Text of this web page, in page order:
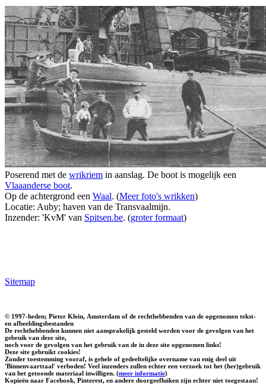
Poserend met de wrikriem in aanslag. De boot is mogelijk een
Vlaaanderse boot.
Op de achtergrond een Waal. (Meer foto's wrikken)
Locatie: Auby; haven van de Transvaalmijn.
Inzender: 'KvM' van Spitsen.be. (groter formaat)
Sitemap
© 1997-heden; Pieter Klein, Amsterdam of de rechthebbenden van de opgenomen tekst-
en afbeeldingsbestanden
De rechthebbenden kunnen niet aansprakelijk gesteld worden voor de gevolgen van het
gebruik van deze site,
noch voor de gevolgen van het gebruik van de in deze site opgenomen links!
Deze site gebruikt cookies!
Zonder toestemming vooraf, is gehele of gedeeltelijke overname van enig deel uit
'Binnenvaarttaal' verboden! Veel inzenders zullen echter een verzoek tot het (her)gebruik
van het getoonde materiaal inwilligen. (meer informatie)
Kopieën naar Facebook, Pinterest, en andere doorgeefluiken zijn echter niet toegestaan!